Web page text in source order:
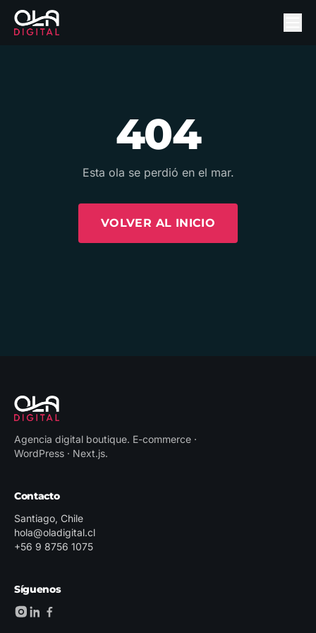
404
Esta ola se perdió en el mar.
VOLVER AL INICIO
Agencia digital boutique. E-commerce ·
WordPress · Next.js.
Contacto
Santiago, Chile
hola@oladigital.cl
+56 9 8756 1075
Síguenos